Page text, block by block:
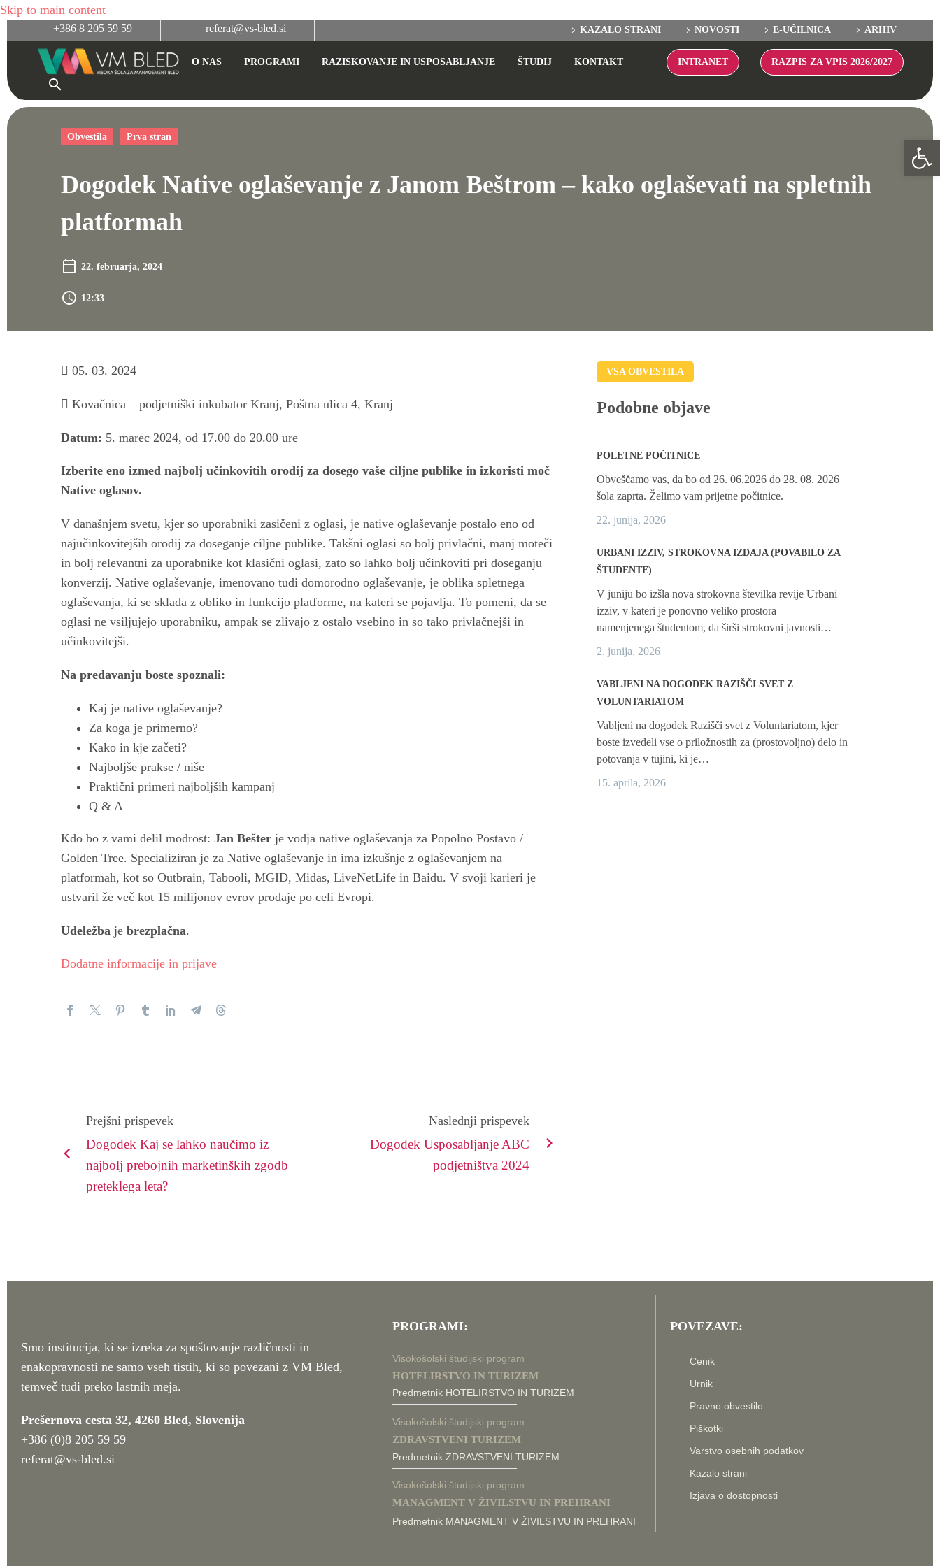
Skip to main content
+386 8 205 59 59 referat@vs-bled.si KAZALO STRANI NOVOSTI E-UČILNICA ARHIV
O NAS PROGRAMI RAZISKOVANJE IN USPOSABLJANJE ŠTUDIJ KONTAKT INTRANET RAZPIS ZA VPIS 2026/2027
Obvestila Prva stran
Dogodek Native oglaševanje z Janom Beštrom – kako oglaševati na spletnih
platformah
22. februarja, 2024
12:33
05. 03. 2024
Kovačnica – podjetniški inkubator Kranj, Poštna ulica 4, Kranj
Datum: 5. marec 2024, od 17.00 do 20.00 ure
Izberite eno izmed najbolj učinkovitih orodij za dosego vaše ciljne publike in izkoristi moč
Native oglasov.
V današnjem svetu, kjer so uporabniki zasičeni z oglasi, je native oglaševanje postalo eno od
najučinkovitejših orodij za doseganje ciljne publike. Takšni oglasi so bolj privlačni, manj moteči
in bolj relevantni za uporabnike kot klasični oglasi, zato so lahko bolj učinkoviti pri doseganju
konverzij. Native oglaševanje, imenovano tudi domorodno oglaševanje, je oblika spletnega
oglaševanja, ki se sklada z obliko in funkcijo platforme, na kateri se pojavlja. To pomeni, da se
oglasi ne vsiljujejo uporabniku, ampak se zlivajo z ostalo vsebino in so tako privlačnejši in
učinkovitejši.
Na predavanju boste spoznali:
Kaj je native oglaševanje?
Za koga je primerno?
Kako in kje začeti?
Najboljše prakse / niše
Praktični primeri najboljših kampanj
Q & A
Kdo bo z vami delil modrost: Jan Bešter je vodja native oglaševanja za Popolno Postavo /
Golden Tree. Specializiran je za Native oglaševanje in ima izkušnje z oglaševanjem na
platformah, kot so Outbrain, Tabooli, MGID, Midas, LiveNetLife in Baidu. V svoji karieri je
ustvaril že več kot 15 milijonov evrov prodaje po celi Evropi.
Udeležba je brezplačna.
Dodatne informacije in prijave
Prejšni prispevek
Dogodek Kaj se lahko naučimo iz
najbolj prebojnih marketinških zgodb
preteklega leta?
Naslednji prispevek
Dogodek Usposabljanje ABC
podjetništva 2024
VSA OBVESTILA
Podobne objave
POLETNE POČITNICE
Obveščamo vas, da bo od 26. 06.2026 do 28. 08. 2026
šola zaprta. Želimo vam prijetne počitnice.
22. junija, 2026
URBANI IZZIV, STROKOVNA IZDAJA (POVABILO ZA
ŠTUDENTE)
V juniju bo izšla nova strokovna številka revije Urbani
izziv, v kateri je ponovno veliko prostora
namenjenega študentom, da širši strokovni javnosti…
2. junija, 2026
VABLJENI NA DOGODEK RAZIŠČI SVET Z
VOLUNTARIATOM
Vabljeni na dogodek Razišči svet z Voluntariatom, kjer
boste izvedeli vse o priložnostih za (prostovoljno) delo in
potovanja v tujini, ki je…
15. aprila, 2026
Smo institucija, ki se izreka za spoštovanje različnosti in
enakopravnosti ne samo vseh tistih, ki so povezani z VM Bled,
temveč tudi preko lastnih meja.
Prešernova cesta 32, 4260 Bled, Slovenija
+386 (0)8 205 59 59
referat@vs-bled.si
PROGRAMI:
Visokošolski študijski program
HOTELIRSTVO IN TURIZEM
Predmetnik HOTELIRSTVO IN TURIZEM
Visokošolski študijski program
ZDRAVSTVENI TURIZEM
Predmetnik ZDRAVSTVENI TURIZEM
Visokošolski študijski program
MANAGMENT V ŽIVILSTVU IN PREHRANI
Predmetnik MANAGMENT V ŽIVILSTVU IN PREHRANI
POVEZAVE:
Cenik
Urnik
Pravno obvestilo
Piškotki
Varstvo osebnih podatkov
Kazalo strani
Izjava o dostopnosti